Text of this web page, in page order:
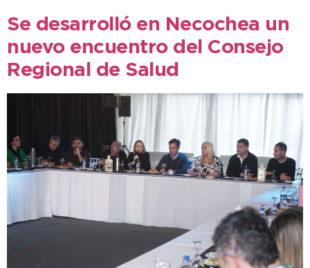
Se desarrolló en Necochea un
nuevo encuentro del Consejo
Regional de Salud